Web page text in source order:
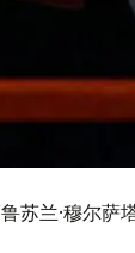
苏兰·穆尔